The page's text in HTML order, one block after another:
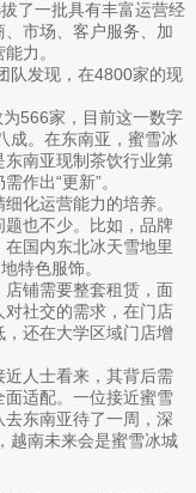
了一批具有丰富运营经
市场、客户服务、加
力。
队发现，在4800家的现
566家，目前这一数字
成。在东南亚，蜜雪冰
南亚现制茶饮行业第
作出“更新”。
化运营能力的培养。
也不少。比如，品牌
国内东北冰天雪地里
特色服饰。
铺需要整套租赁，面
社交的需求，在门店
还在大学区域门店增
人士看来，其背后需
适配。一位接近蜜雪
东南亚待了一周，深
越南未来会是蜜雪冰城